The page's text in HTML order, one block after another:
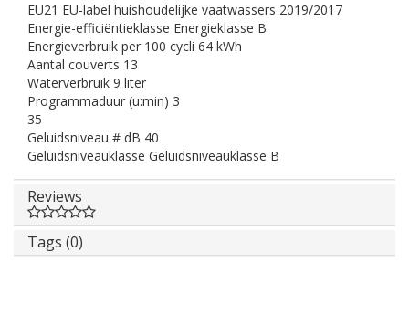
EU21 EU-label huishoudelijke vaatwassers 2019/2017
Energie-efficiëntieklasse Energieklasse B
Energieverbruik per 100 cycli 64 kWh
Aantal couverts 13
Waterverbruik 9 liter
Programmaduur (u:min) 3
35
Geluidsniveau # dB 40
Geluidsniveauklasse Geluidsniveauklasse B
Reviews
Tags (0)